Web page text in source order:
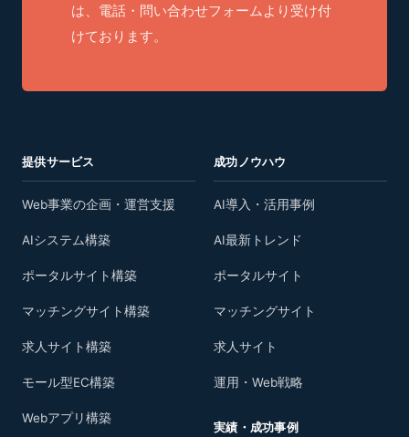
は、電話・問い合わせフォームより受け付
けております。
提供サービス
Web事業の企画・運営支援
AIシステム構築
ポータルサイト構築
マッチングサイト構築
求人サイト構築
モール型EC構築
Webアプリ構築
成功ノウハウ
AI導入・活用事例
AI最新トレンド
ポータルサイト
マッチングサイト
求人サイト
運用・Web戦略
実績・成功事例